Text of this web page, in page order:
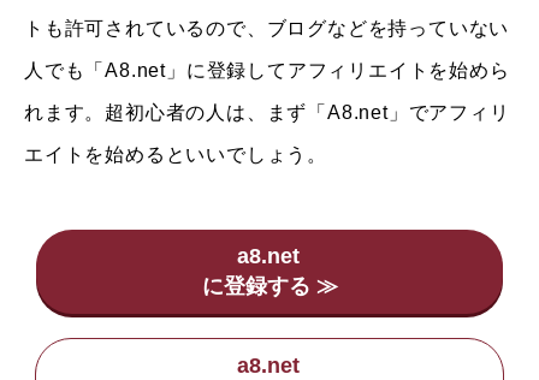
トも許可されているので、ブログなどを持っていない
人でも「A8.net」に登録してアフィリエイトを始めら
れます。超初心者の人は、まず「A8.net」でアフィリ
エイトを始めるといいでしょう。
a8.net
a8.net